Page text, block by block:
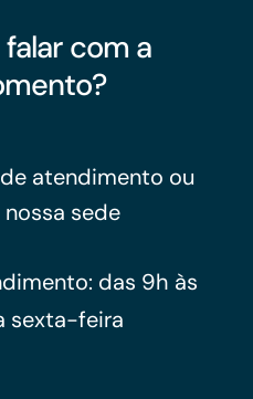
com a
atendimento ou
sede
das 9h às
sexta-feira